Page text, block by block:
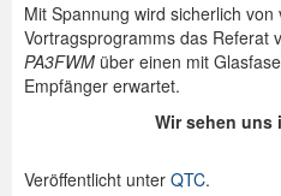
Mit Spannung wird sicherlich
Vortragsprogramms das Referat
PA3FWM über einen mit
Empfänger erwartet.
Wir sehen uns
Veröffentlicht unter QTC.